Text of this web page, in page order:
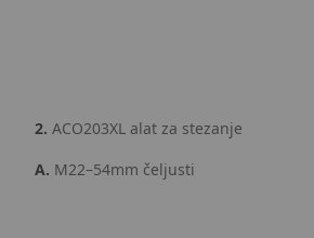
2. ACO203XL alat za stezanje
A. M22–54mm čeljusti